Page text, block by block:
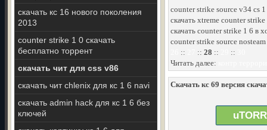
скачать кс 16 нового поколения
2013
counter strike 1 0 скачать
бесплатно торрент
скачать чит для css v86
скачать чит chlenix для кс 1 6 navi
скачать admin hack для кс 1 6 без
ключей
counter strike source v34 cs
скачать xtreme counter
скачать counter strike 1 6 в
counter strike source
:: :: 28 :: ::
Читать далее:
Скачать кс 69 версия